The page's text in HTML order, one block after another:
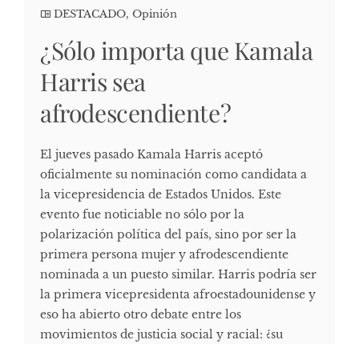
DESTACADO, Opinión
¿Sólo importa que Kamala
Harris sea
afrodescendiente?
El jueves pasado Kamala Harris aceptó
oficialmente su nominación como candidata a
la vicepresidencia de Estados Unidos. Este
evento fue noticiable no sólo por la
polarización política del país, sino por ser la
primera persona mujer y afrodescendiente
nominada a un puesto similar. Harris podría ser
la primera vicepresidenta afroestadounidense y
eso ha abierto otro debate entre los
movimientos de justicia social y racial: ¿su